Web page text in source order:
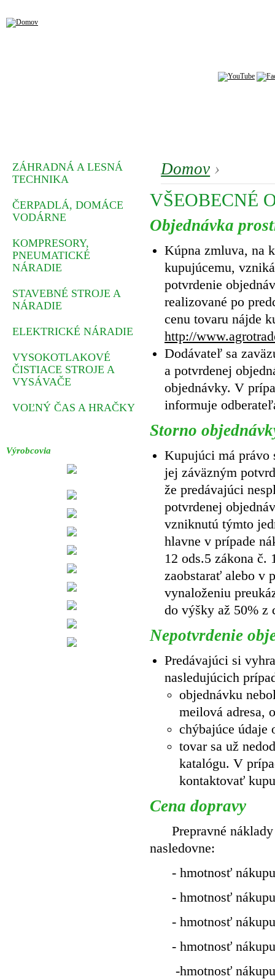
Domov ›
VŠEOBECNÉ
Objednávka
Kúpna zmluva, na
kupujúcemu,
potvrdenie
realizované po
cenu tovaru nájde
http://
Dodávateľ sa
a potvrdenej
objednávky. V
informuje
Storno
Kupujúci má právo
jej záväzným
že predávajúci
potvrdenej
vzniknutú týmto
hlavne v prípade
12 ods.5 zákona č.
zaobstarať alebo v
vynaloženiu
do výšky až 50% z
Nepotvrdenie
Predávajúci si
nasledujúcich
objednávku
meilová adresa,
chýbajúce údaje
tovar sa už
katalógu. V
kontaktovať
Cena dopravy
Prepravné náklady
nasledovne:
- hmotnosť
- hmotnosť
- hmotnosť
- hmotnosť
-hmotnosť nákupu
ZÁHRADNÁ A LESNÁ
TECHNIKA
ČERPADLÁ, DOMÁCE
VODÁRNE
KOMPRESORY,
PNEUMATICKÉ
NÁRADIE
STAVEBNÉ STROJE A
NÁRADIE
ELEKTRICKÉ NÁRADIE
VYSOKOTLAKOVÉ
ČISTIACE STROJE A
VYSÁVAČE
VOĽNÝ ČAS A HRAČKY
Výrobcovia